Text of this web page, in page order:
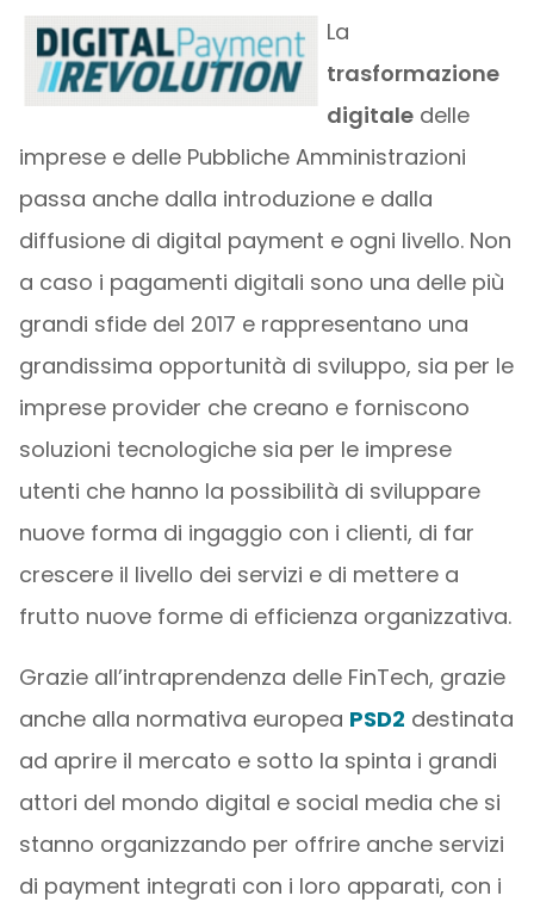
La
trasformazione
digitaledelle
imprese e delle Pubbliche Amministrazioni
passa anche dalla introduzione e dalla
diffusione di digital payment e ogni livello. Non
a caso i pagamenti digitali sono una delle più
grandi sfide del 2017 e rappresentano una
grandissima opportunità di sviluppo, sia per le
imprese provider che creano e forniscono
soluzioni tecnologiche sia per le imprese
utenti che hanno la possibilità di sviluppare
nuove forma di ingaggio con i clienti, di far
crescere il livello dei servizi e di mettere a
frutto nuove forme di efficienza organizzativa.
Grazie all’intraprendenza delle FinTech, grazie
anche alla normativa europea PSD2 destinata
ad aprire il mercato e sotto la spinta i grandi
attori del mondo digital e social media che si
stanno organizzando per offrire anche servizi
di payment integrati con i loro apparati, con i